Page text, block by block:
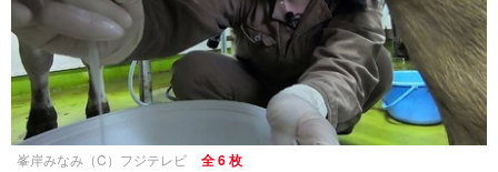
峯岸みなみ（C）フジテレビ 全 6 枚